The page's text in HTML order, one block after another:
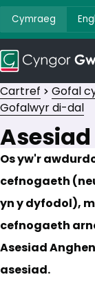
Cymraeg
Cartref
Gofal
Gofalwyr di-dal
Os yw'r
cefnogaeth
yn y dyfodol),
cefnogaeth
Asesiad
asesiad.